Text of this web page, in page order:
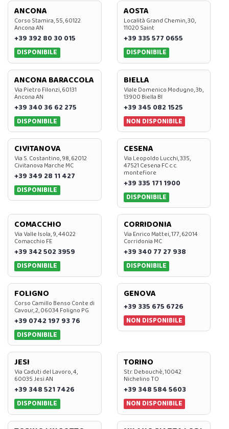
ANCONA
Corso Stamira, 55, 60122
Ancona AN
+39 392 80 30 015
DISPONIBILE
AOSTA
Località Grand Chemin, 30,
11020 Saint
+39 335 577 0655
DISPONIBILE
ANCONA BARACCOLA
Via Pietro Filonzi, 60131
Ancona AN
+39 340 36 62 275
DISPONIBILE
BIELLA
Viale Domenico Modugno, 3b,
13900 Biella BI
+39 345 082 1525
NON DISPONIBILE
CIVITANOVA
Via S. Costantino, 98, 62012
Civitanova Marche MC
+39 349 28 11 427
DISPONIBILE
CESENA
Via Leopoldo Lucchi, 335,
47521 Cesena FC c.c.
montefiore
+39 335 171 1900
DISPONIBILE
COMACCHIO
Via Valle Isola, 9, 44022
Comacchio FE
+39 342 502 3959
DISPONIBILE
CORRIDONIA
Via Enrico Mattei, 177, 62014
Corridonia MC
+39 340 77 27 938
DISPONIBILE
FOLIGNO
Corso Camillo Benso Conte di
Cavour, 2, 06034 Foligno PG
+39 0742 197 93 76
DISPONIBILE
GENOVA
+39 335 675 6726
NON DISPONIBILE
JESI
Via Caduti del Lavoro, 4,
60035 Jesi AN
+39 348 521 7426
DISPONIBILE
TORINO
Str. Debouchè, 10042
Nichelino TO
+39 348 584 5603
NON DISPONIBILE